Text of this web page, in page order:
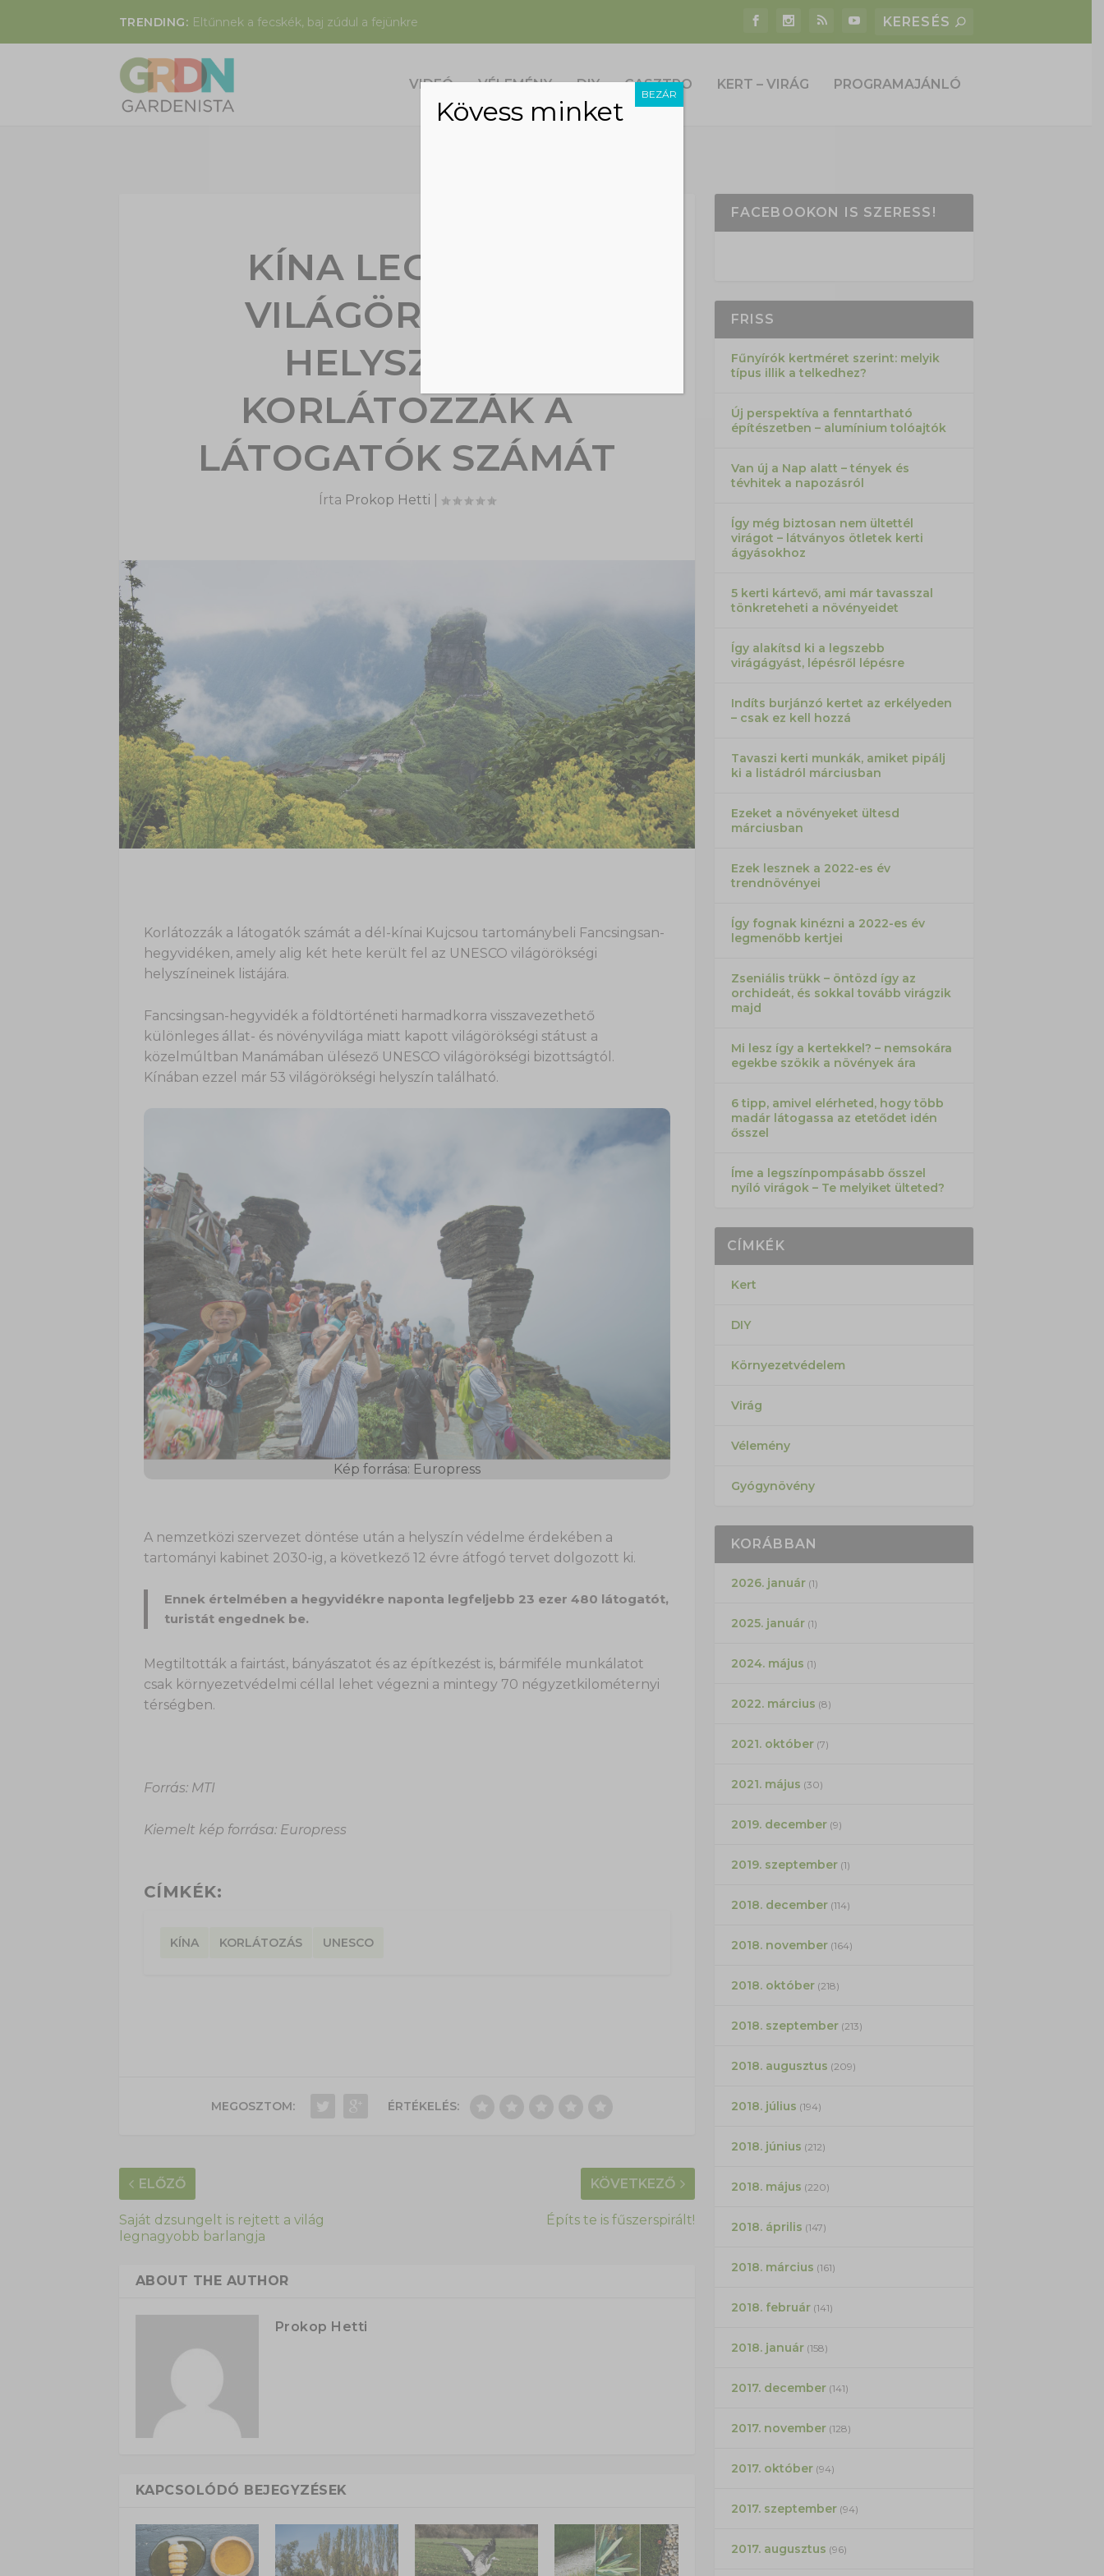
TRENDING: Eltűnnek a fecskék, baj zúdul a fejünkre
VIDEÓ VÉLEMÉNY DIY GASZTRO KERT – VIRÁG PROGRAMAJÁNLÓ
KÍNA LEGÚJABB
VILÁGÖRÖKSÉGI
HELYSZÍNÉN
KORLÁTOZZÁK A
LÁTOGATÓK SZÁMÁT
Írta Prokop Hetti
Korlátozzák a látogatók számát a dél-kínai Kujcsou tartománybeli Fancsingsan-
hegyvidéken, amely alig két hete került fel az UNESCO világörökségi
helyszíneinek listájára.
Fancsingsan-hegyvidék a földtörténeti harmadkorra visszavezethető
különleges állat- és növényvilága miatt kapott világörökségi státust a
közelmúltban Manámában ülésező UNESCO világörökségi bizottságtól.
Kínában ezzel már 53 világörökségi helyszín található.
Kép forrása: Europress
A nemzetközi szervezet döntése után a helyszín védelme érdekében a
tartományi kabinet 2030-ig, a következő 12 évre átfogó tervet dolgozott ki.
Ennek értelmében a hegyvidékre naponta legfeljebb 23 ezer 480 látogatót,
turistát engednek be.
Megtiltották a fairtást, bányászatot és az építkezést is, bármiféle munkálatot
csak környezetvédelmi céllal lehet végezni a mintegy 70 négyzetkilométernyi
térségben.
Forrás: MTI
Kiemelt kép forrása: Europress
CÍMKÉK:
KÍNA KORLÁTOZÁS UNESCO
MEGOSZTOM: ÉRTÉKELÉS:
ELŐZŐ
Saját dzsungelt is rejtett a világ
legnagyobb barlangja
KÖVETKEZŐ
Építs te is fűszerspirált!
ABOUT THE AUTHOR
Prokop Hetti
KAPCSOLÓDÓ BEJEGYZÉSEK
FACEBOOKON IS SZERESS!
FRISS
Fűnyírók kertméret szerint: melyik
típus illik a telkedhez?
Új perspektíva a fenntartható
építészetben – alumínium tolóajtók
Van új a Nap alatt – tények és
tévhitek a napozásról
Így még biztosan nem ültettél
virágot – látványos ötletek kerti
ágyásokhoz
5 kerti kártevő, ami már tavasszal
tönkreteheti a növényeidet
Így alakítsd ki a legszebb
virágágyást, lépésről lépésre
Indíts burjánzó kertet az erkélyeden
– csak ez kell hozzá
Tavaszi kerti munkák, amiket pipálj
ki a listádról márciusban
Ezeket a növényeket ültesd
márciusban
Ezek lesznek a 2022-es év
trendnövényei
Így fognak kinézni a 2022-es év
legmenőbb kertjei
Zseniális trükk – öntözd így az
orchideát, és sokkal tovább virágzik
majd
Mi lesz így a kertekkel? – nemsokára
egekbe szökik a növények ára
6 tipp, amivel elérheted, hogy több
madár látogassa az etetődet idén
ősszel
Íme a legszínpompásabb ősszel
nyíló virágok – Te melyiket ülteted?
CÍMKÉK
Kert
DIY
Környezetvédelem
Virág
Vélemény
Gyógynövény
KORÁBBAN
2026. január(1)
2025. január(1)
2024. május (1)
2022. március (8)
2021. október(7)
2021. május (30)
2019. december(9)
2019. szeptember(1)
2018. december(114)
2018. november(164)
2018. október(218)
2018. szeptember(213)
2018. augusztus (209)
2018. július (194)
2018. június (212)
2018. május (220)
2018. április (147)
2018. március (161)
2018. február(141)
2018. január(158)
2017. december(141)
2017. november(128)
2017. október(94)
2017. szeptember(94)
2017. augusztus (96)
Kövess minket
BEZÁR